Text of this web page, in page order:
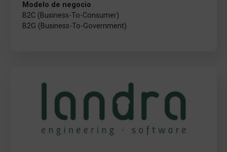
Modelo de negocio
B2C (Business-To-Consumer)
B2G (Business-To-Government)